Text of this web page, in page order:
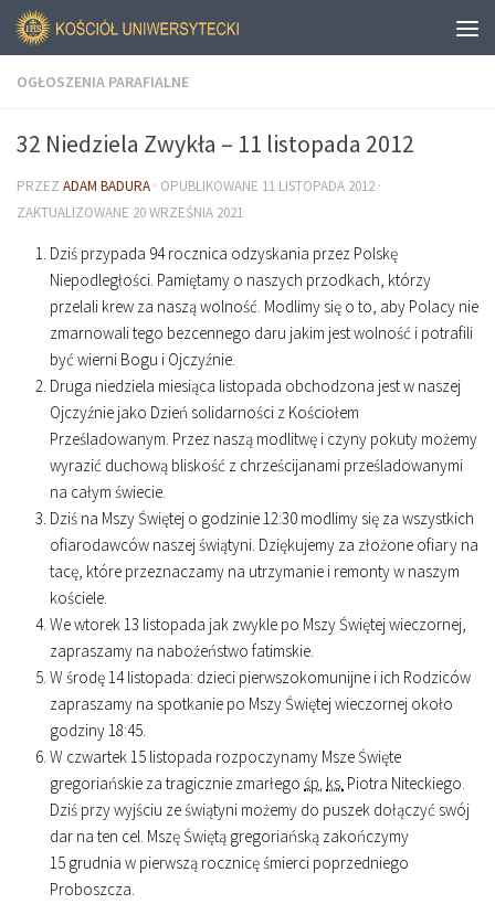
OGŁOSZENIA PARAFIALNE
32 Niedziela Zwykła – 11 listopada 2012
PRZEZ ADAM BADURA · OPUBLIKOWANE 11 LISTOPADA 2012 ·
ZAKTUALIZOWANE 20 WRZEŚNIA 2021
Dziś przypada 94 rocznica odzyskania przez Polskę
Niepodległości. Pamiętamy o naszych przodkach, którzy
przelali krew za naszą wolność. Modlimy się o to, aby Polacy nie
zmarnowali tego bezcennego daru jakim jest wolność i potrafili
być wierni Bogu i Ojczyźnie.
Druga niedziela miesiąca listopada obchodzona jest w naszej
Ojczyźnie jako Dzień solidarności z Kościołem
Prześladowanym. Przez naszą modlitwę i czyny pokuty możemy
wyrazić duchową bliskość z chrześcijanami prześladowanymi
na całym świecie.
Dziś na Mszy Świętej o godzinie12:30 modlimy się za wszystkich
ofiarodawców naszej świątyni. Dziękujemy za złożone ofiary na
tacę, które przeznaczamy na utrzymanie i remonty w naszym
kościele.
We wtorek 13 listopada jak zwykle po Mszy Świętej wieczornej,
zapraszamy na nabożeństwo fatimskie.
W środę 14 listopada: dzieci pierwszokomunijne i ich Rodziców
zapraszamy na spotkanie po Mszy Świętej wieczornej około
godziny18:45.
W czwartek 15 listopada rozpoczynamy Msze Święte
gregoriańskie za tragicznie zmarłego śp. ks. Piotra Niteckiego.
Dziś przy wyjściu ze świątyni możemy do puszek dołączyć swój
dar na ten cel. Mszę Świętą gregoriańską zakończymy
15 grudnia w pierwszą rocznicę śmierci poprzedniego
Proboszcza.